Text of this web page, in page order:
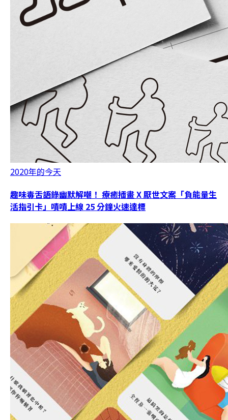
2020年的今天
趣味毒舌語錄幽默解嘲！ 療癒插畫 X 厭世文案「負能量生
活指引卡」嘖嘖上線 25 分鐘火速達標